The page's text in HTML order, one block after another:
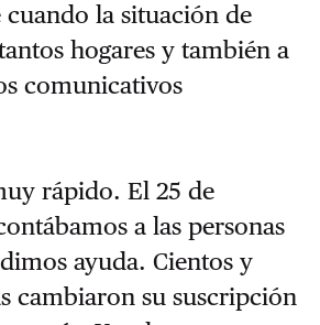
cuando la situación de
hogares y también a
comunicativos
rápido. El 25 de
a las personas
ayuda. Cientos y
cambiaron su suscripción